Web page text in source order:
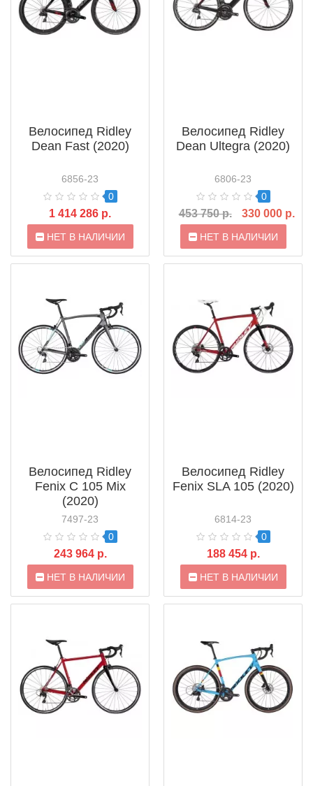
Велосипед Ridley
Dean Fast (2020)
6856-23
0
1 414 286 р.
НЕТ В НАЛИЧИИ
Велосипед Ridley
Dean Ultegra (2020)
6806-23
0
453 750 р. 330 000 р.
НЕТ В НАЛИЧИИ
Велосипед Ridley
Fenix C 105 Mix
(2020)
7497-23
0
243 964 р.
НЕТ В НАЛИЧИИ
Велосипед Ridley
Fenix SLA 105 (2020)
6814-23
0
188 454 р.
НЕТ В НАЛИЧИИ